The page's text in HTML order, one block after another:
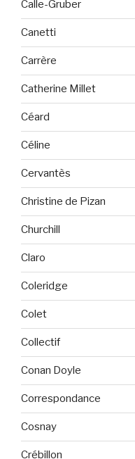
Calle-Gruber
Canetti
Carrère
Catherine Millet
Céard
Céline
Cervantès
Christine de Pizan
Churchill
Claro
Coleridge
Colet
Collectif
Conan Doyle
Correspondance
Cosnay
Crébillon